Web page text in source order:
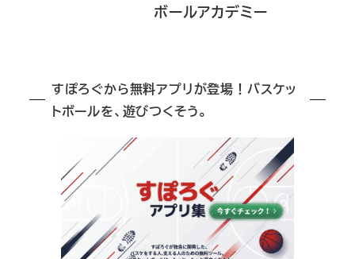
ボールアカデミー
すぽろぐから無料アプリが登場！バスケッ
トボールを、遊びつくそう。